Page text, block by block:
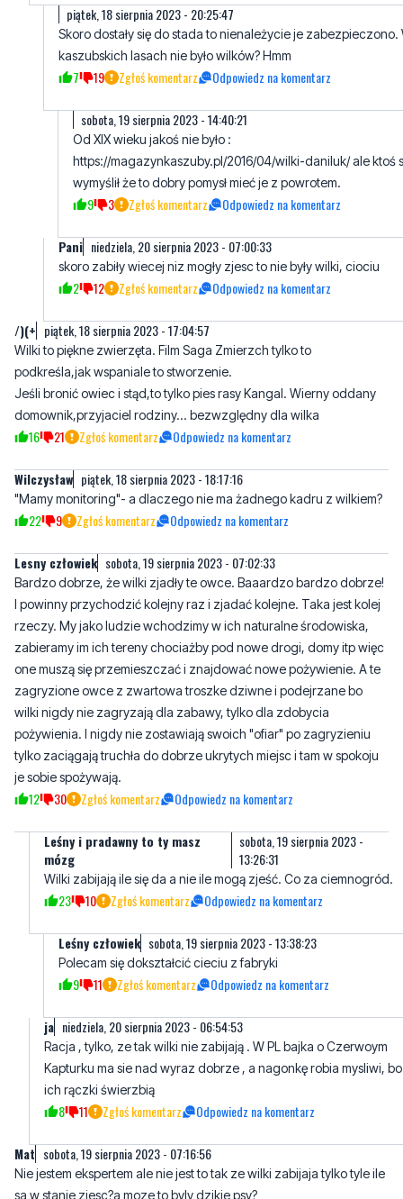
7 19 Zgłoś komentarz Odpowiedz na komentarz
sobota, 19 sierpnia 2023 - 14:40:21
Od XIX wieku jakoś nie było :
wymyślił że to dobry pomysł mieć je z powrotem.
9 3 Zgłoś komentarz Odpowiedz na komentarz
Pani niedziela, 20 sierpnia 2023 - 07:00:33
skoro zabiły wiecej niz mogły zjesc to nie były wilki, ciociu
piątek, 18 sierpnia 2023 - 17:04:57
Wilki to piękne zwierzęta. Film Saga Zmierzch tylko to
Jeśli bronić owiec i stąd,to tylko pies rasy Kangal. Wierny oddany
domownik,przyjaciel rodziny... bezwzględny dla wilka
16 21 Zgłoś komentarz Odpowiedz na komentarz
Wilczysław piątek, 18 sierpnia 2023 - 18:17:16
"Mamy monitoring"- a dlaczego nie ma żadnego kadru z wilkiem?
Lesny człowiek sobota, 19 sierpnia 2023 - 07:02:33
Bardzo dobrze, że wilki zjadły te owce. Baaardzo bardzo dobrze!
rzeczy. My jako ludzie wchodzimy w ich naturalne środowiska,
zabieramy im ich tereny chociażby pod nowe drogi, domy itp więc
one muszą się przemieszczać i znajdować nowe pożywienie. A te
zagryzione owce z zwartowa troszke dziwne i podejrzane bo
wilki nigdy nie zagryzają dla zabawy, tylko dla zdobycia
pożywienia. I nigdy nie zostawiają swoich "ofiar" po zagryzieniu
tylko zaciągają truchła do dobrze ukrytych miejsc i tam w spokoju
je sobie spożywają.
12 30 Zgłoś komentarz Odpowiedz na komentarz
Leśny i pradawny to ty masz
mózg
13:26:31
23 10 Zgłoś komentarz Odpowiedz na komentarz
Leśny człowiek sobota, 19 sierpnia 2023 - 13:38:23
Polecam się dokształcić cieciu z fabryki
niedziela, 20 sierpnia 2023 - 06:54:53
Racja , tylko, ze tak wilki nie zabijają . W PL bajka o Czerwoym
ich rączki świerzbią
8 11 Zgłoś komentarz Odpowiedz na komentarz
sobota, 19 sierpnia 2023 - 07:16:56
Nie jestem ekspertem ale nie jest to tak ze wilki zabijaja tylko tyle ile
13 12 Zgłoś komentarz Odpowiedz na komentarz
Alicja sobota, 19 sierpnia 2023 - 13:24:39